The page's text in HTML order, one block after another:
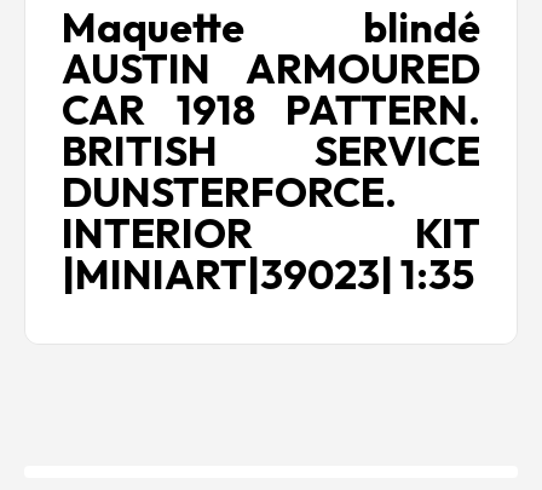
Maquette blindé
AUSTIN ARMOURED
CAR 1918 PATTERN.
BRITISH SERVICE
DUNSTERFORCE.
INTERIOR KIT
|MINIART|39023| 1:35